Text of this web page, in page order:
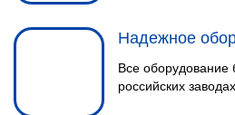
Надежное
Все оборудование
российских заводах.